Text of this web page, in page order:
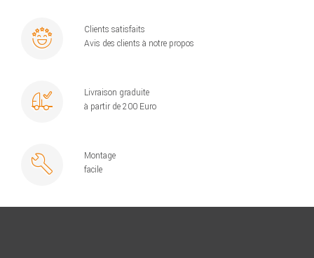
Clients satisfaits
Avis des clients à notre propos
Livraison graduite
à partir de 200 Euro
Montage
facile